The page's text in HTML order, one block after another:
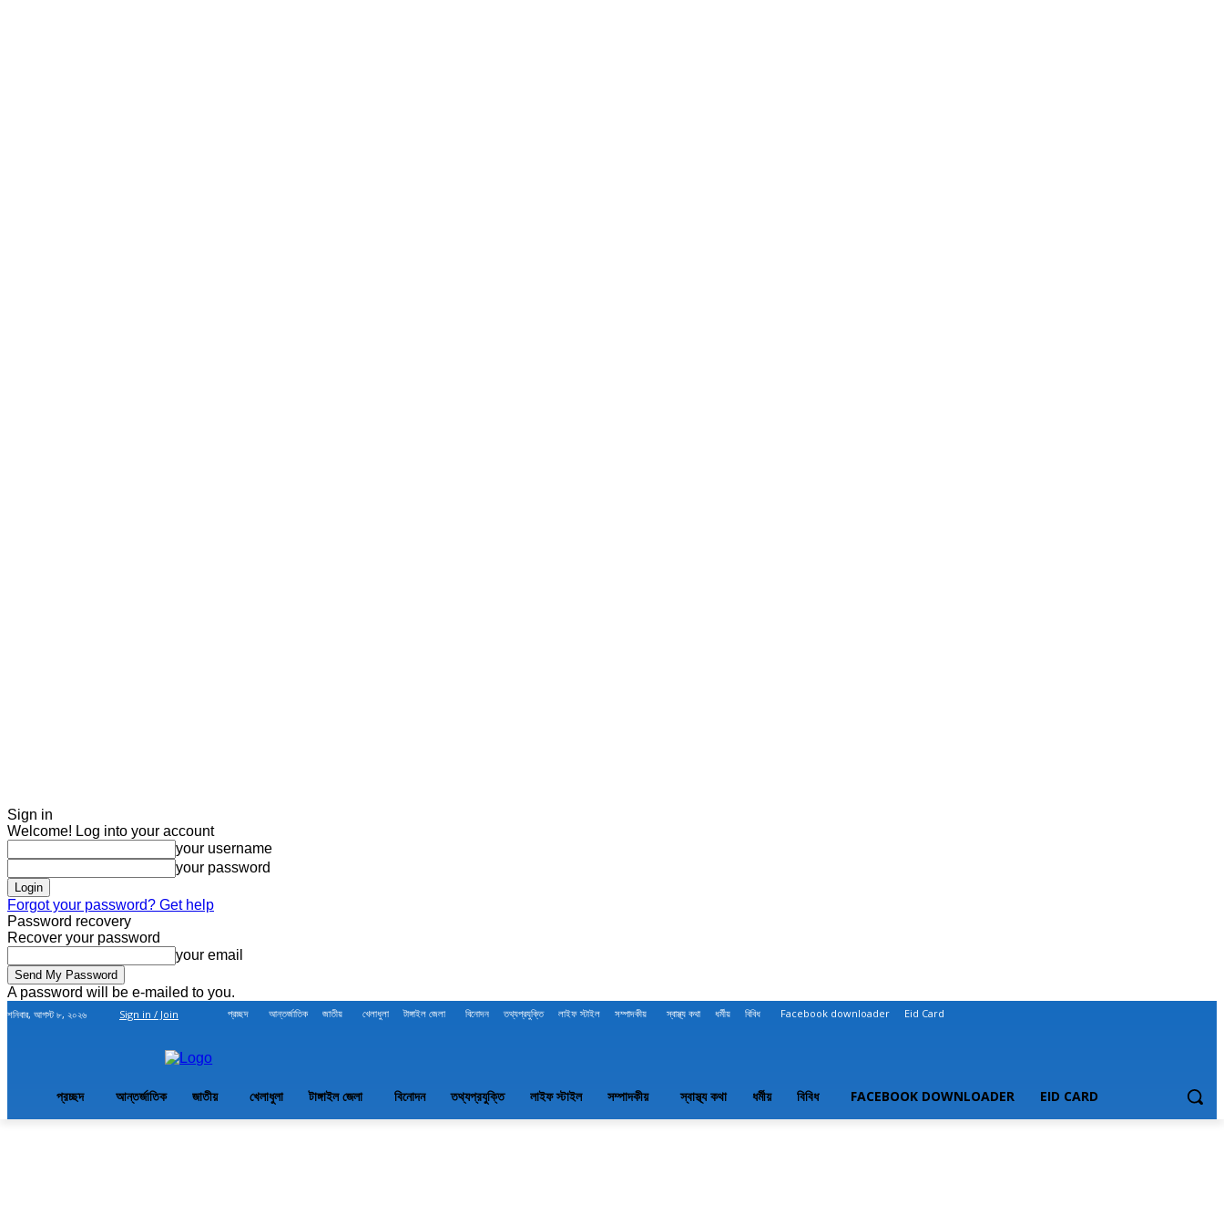
Sign in
Welcome! Log into your account
your username
your password
Forgot your password? Get help
Password recovery
Recover your password
your email
A password will be e-mailed to you.
শনিবার, আগস্ট ৮, ২০২৬ Sign in / Join প্রচ্ছদ আন্তর্জাতিক জাতীয় খেলাধুলা টাঙ্গাইল জেলা বিনোদন তথ্যপ্রযুক্তি লাইফ স্টাইল সম্পাদকীয় স্বাস্থ্য কথা ধর্মীয় বিবিধ Facebook downloader Eid Card
প্রচ্ছদ আন্তর্জাতিক জাতীয় খেলাধুলা টাঙ্গাইল জেলা বিনোদন তথ্যপ্রযুক্তি লাইফ স্টাইল সম্পাদকীয় স্বাস্থ্য কথা ধর্মীয় বিবিধ FACEBOOK DOWNLOADER EID CARD